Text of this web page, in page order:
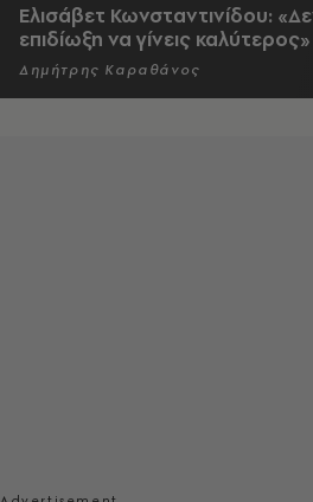
Ελισάβετ Κωνσταντινίδου:
επιδίωξη να γίνεις καλύτερος»
Δημήτρης Καραθάνος